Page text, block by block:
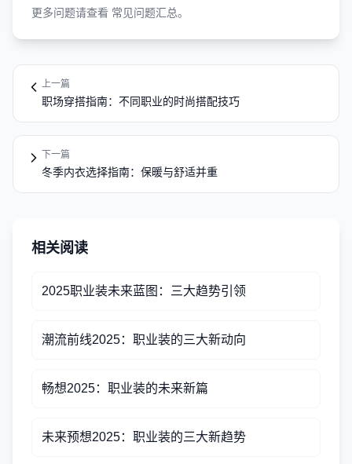
更多问题请查看 常见问题汇总。
上一篇
职场穿搭指南：不同职业的时尚搭配技巧
下一篇
冬季内衣选择指南：保暖与舒适并重
相关阅读
2025职业装未来蓝图：三大趋势引领
潮流前线2025：职业装的三大新动向
畅想2025：职业装的未来新篇
未来预想2025：职业装的三大新趋势